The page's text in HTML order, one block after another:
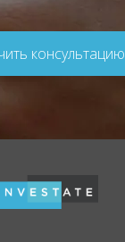
консультацию